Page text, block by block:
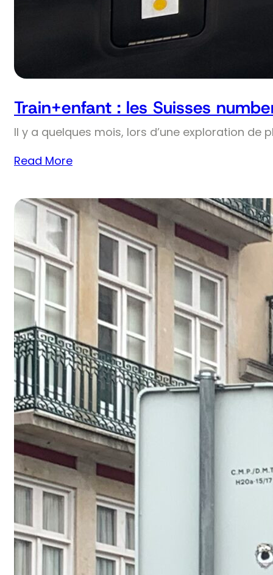
Train+enfant : les Suisses
Il y a quelques mois, lors d’une exploration de
Read More